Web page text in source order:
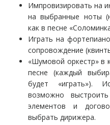
Импровизировать на
на выбранные ноты
как в песне
Играть на
сопровождение
«Шумовой оркестр» в
песне (каждый
будет «играть»).
возможно
элементов и
выбрать дирижера.